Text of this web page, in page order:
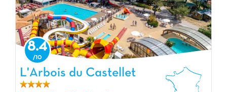
L'Arbois du Castellet, Vakantiepark Provence-Alpen-Côte d'Azur
8.4
L'Arbois du Castellet